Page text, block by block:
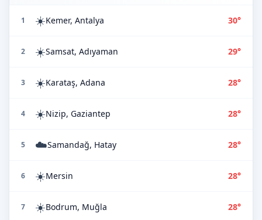
1 ☀️Kemer, Antalya 30°
2 ☀️Samsat, Adıyaman 29°
3 ☀️Karataş, Adana 28°
4 ☀️Nizip, Gaziantep 28°
5 ☁️Samandağ, Hatay 28°
6 ☀️Mersin 28°
7 ☀️Bodrum, Muğla 28°